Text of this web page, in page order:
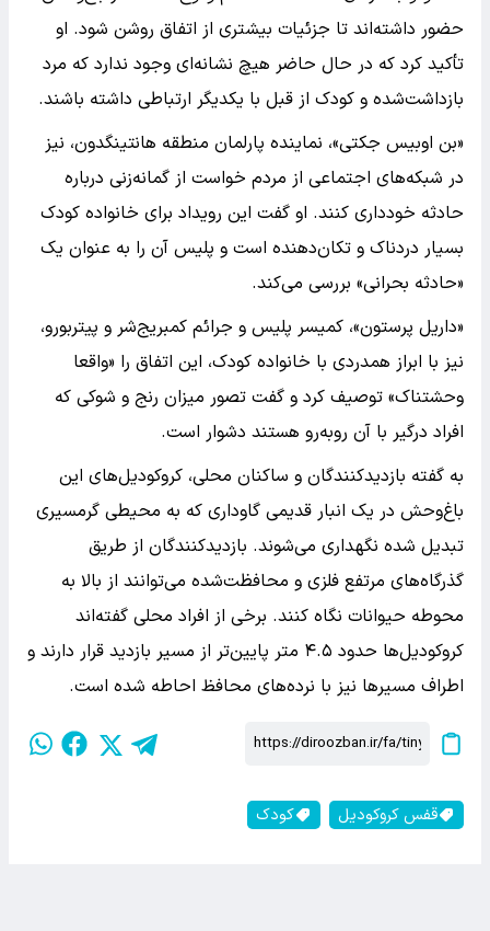
حضور داشته‌اند تا جزئیات بیشتری از اتفاق روشن شود. او
تأکید کرد که در حال حاضر هیچ نشانه‌ای وجود ندارد که مرد
بازداشت‌شده و کودک از قبل با یکدیگر ارتباطی داشته باشند.
«بن اوبیس جکتی»، نماینده پارلمان منطقه هانتینگدون، نیز
در شبکه‌های اجتماعی از مردم خواست از گمانه‌زنی درباره
حادثه خودداری کنند. او گفت این رویداد برای خانواده کودک
بسیار دردناک و تکان‌دهنده است و پلیس آن را به عنوان یک
«حادثه بحرانی» بررسی می‌کند.
«داریل پرستون»، کمیسر پلیس و جرائم کمبریج‌شر و پیتربورو،
نیز با ابراز همدردی با خانواده کودک، این اتفاق را «واقعا
وحشتناک» توصیف کرد و گفت تصور میزان رنج و شوکی که
افراد درگیر با آن روبه‌رو هستند دشوار است.
به گفته بازدیدکنندگان و ساکنان محلی، کروکودیل‌های این
باغ‌وحش در یک انبار قدیمی گاوداری که به محیطی گرمسیری
تبدیل شده نگهداری می‌شوند. بازدیدکنندگان از طریق
گذرگاه‌های مرتفع فلزی و محافظت‌شده می‌توانند از بالا به
محوطه حیوانات نگاه کنند. برخی از افراد محلی گفته‌اند
کروکودیل‌ها حدود ۴.۵ متر پایین‌تر از مسیر بازدید قرار دارند و
اطراف مسیرها نیز با نرده‌های محافظ احاطه شده است.
قفس کروکودیل کودک